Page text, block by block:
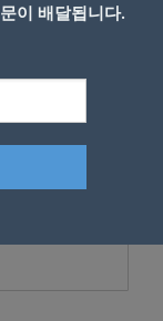
는 2연승을
이 배달됩니다.